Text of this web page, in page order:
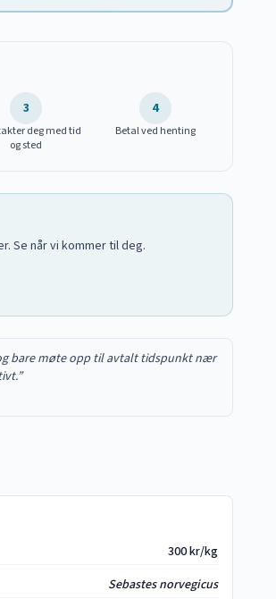
3
deg med tid
og sted
4
Betal ved henting
Se når vi kommer til deg.
bare møte opp til avtalt tidspunkt nær
”
300 kr/kg
Sebastes norvegicus